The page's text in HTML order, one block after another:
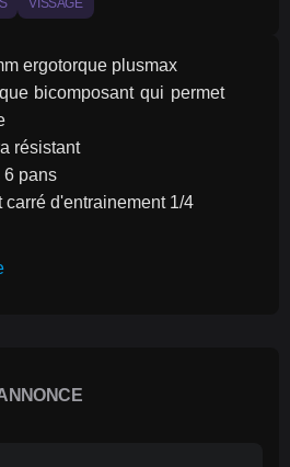
VISSAGE
ergotorque plusmax
bicomposant qui permet
résistant
6 pans
carré d'entrainement 1/4